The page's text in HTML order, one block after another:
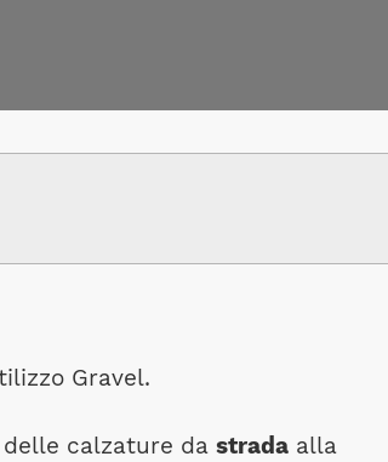
Gravel.
calzature da strada alla